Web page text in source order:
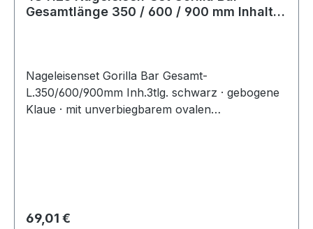
Gesamtlänge 350 / 600 / 900 mm Inhalt
Nageleisenset Gorilla Bar Gesamt-
L.350/600/900mm Inh.3tlg. schwarz · gebogene
Klaue · mit unverbiegbarem ovalen
Regulärer Preis:
69,01 €